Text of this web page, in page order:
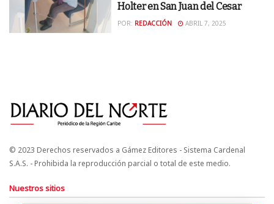
Holter en San Juan del Cesar
POR: REDACCIÓN ABRIL 7, 2025
© 2023 Derechos reservados a Gámez Editores - Sistema Cardenal
S.A.S. - Prohibida la reproducción parcial o total de este medio.
Nuestros sitios